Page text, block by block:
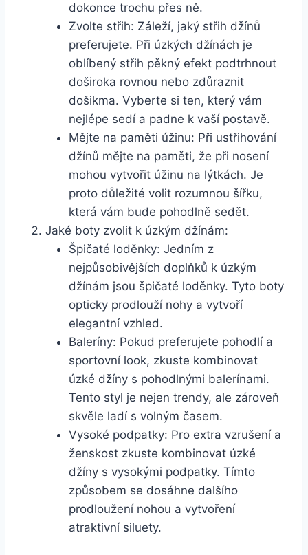
dokonce trochu přes ně.
Zvolte střih: Záleží, jaký ‍střih džínů
preferujete. Při ‍úzkých džínách ⁤je
oblíbený střih pěkný efekt podtrhnout
doširoka rovnou nebo zdůraznit
⁤došikma. ⁢Vyberte si ten, který vám
nejlépe sedí a⁣ padne k vaší postavě.
Mějte na paměti úžinu: Při ustřihování
‌džínů mějte na paměti, že při nosení
mohou vytvořit​ úžinu na lýtkách. Je
proto důležité volit rozumnou šířku,
která vám bude pohodlně​ sedět.
Jaké boty ‍zvolit k úzkým džínám:
Špičaté loděnky: Jedním z
nejpůsobivějších doplňků k úzkým
⁢džínám jsou špičaté loděnky. Tyto boty
opticky prodlouží nohy a vytvoří
elegantní vzhled.
Baleríny: Pokud​ preferujete pohodlí a​
sportovní look, zkuste kombinovat
úzké džíny s pohodlnými balerínami.
Tento styl je nejen trendy, ale zároveň
skvěle ladí s volným časem.
Vysoké podpatky: Pro extra vzrušení a
ženskost zkuste kombinovat úzké‌
džíny s vysokými podpatky. Tímto
způsobem ⁢se dosáhne dalšího
prodloužení nohou a vytvoření
atraktivní siluety.